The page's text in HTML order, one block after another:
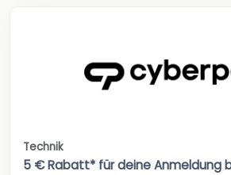
Technik
5 € Rabatt* für deine Anmeldung